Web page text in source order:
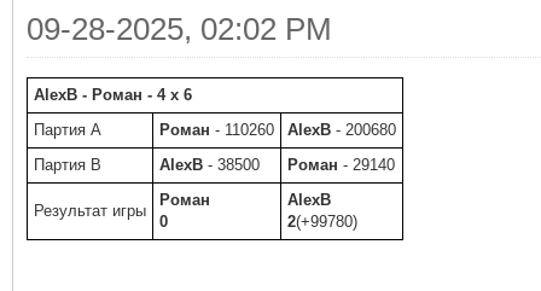
09-28-2025, 02:02 PM
AlexB - Роман - 4 x 6
Партия A
Роман - 110260 AlexB - 200680
Партия B
AlexB - 38500 Роман - 29140
Результат игры
Роман
0
AlexB
2(+99780)